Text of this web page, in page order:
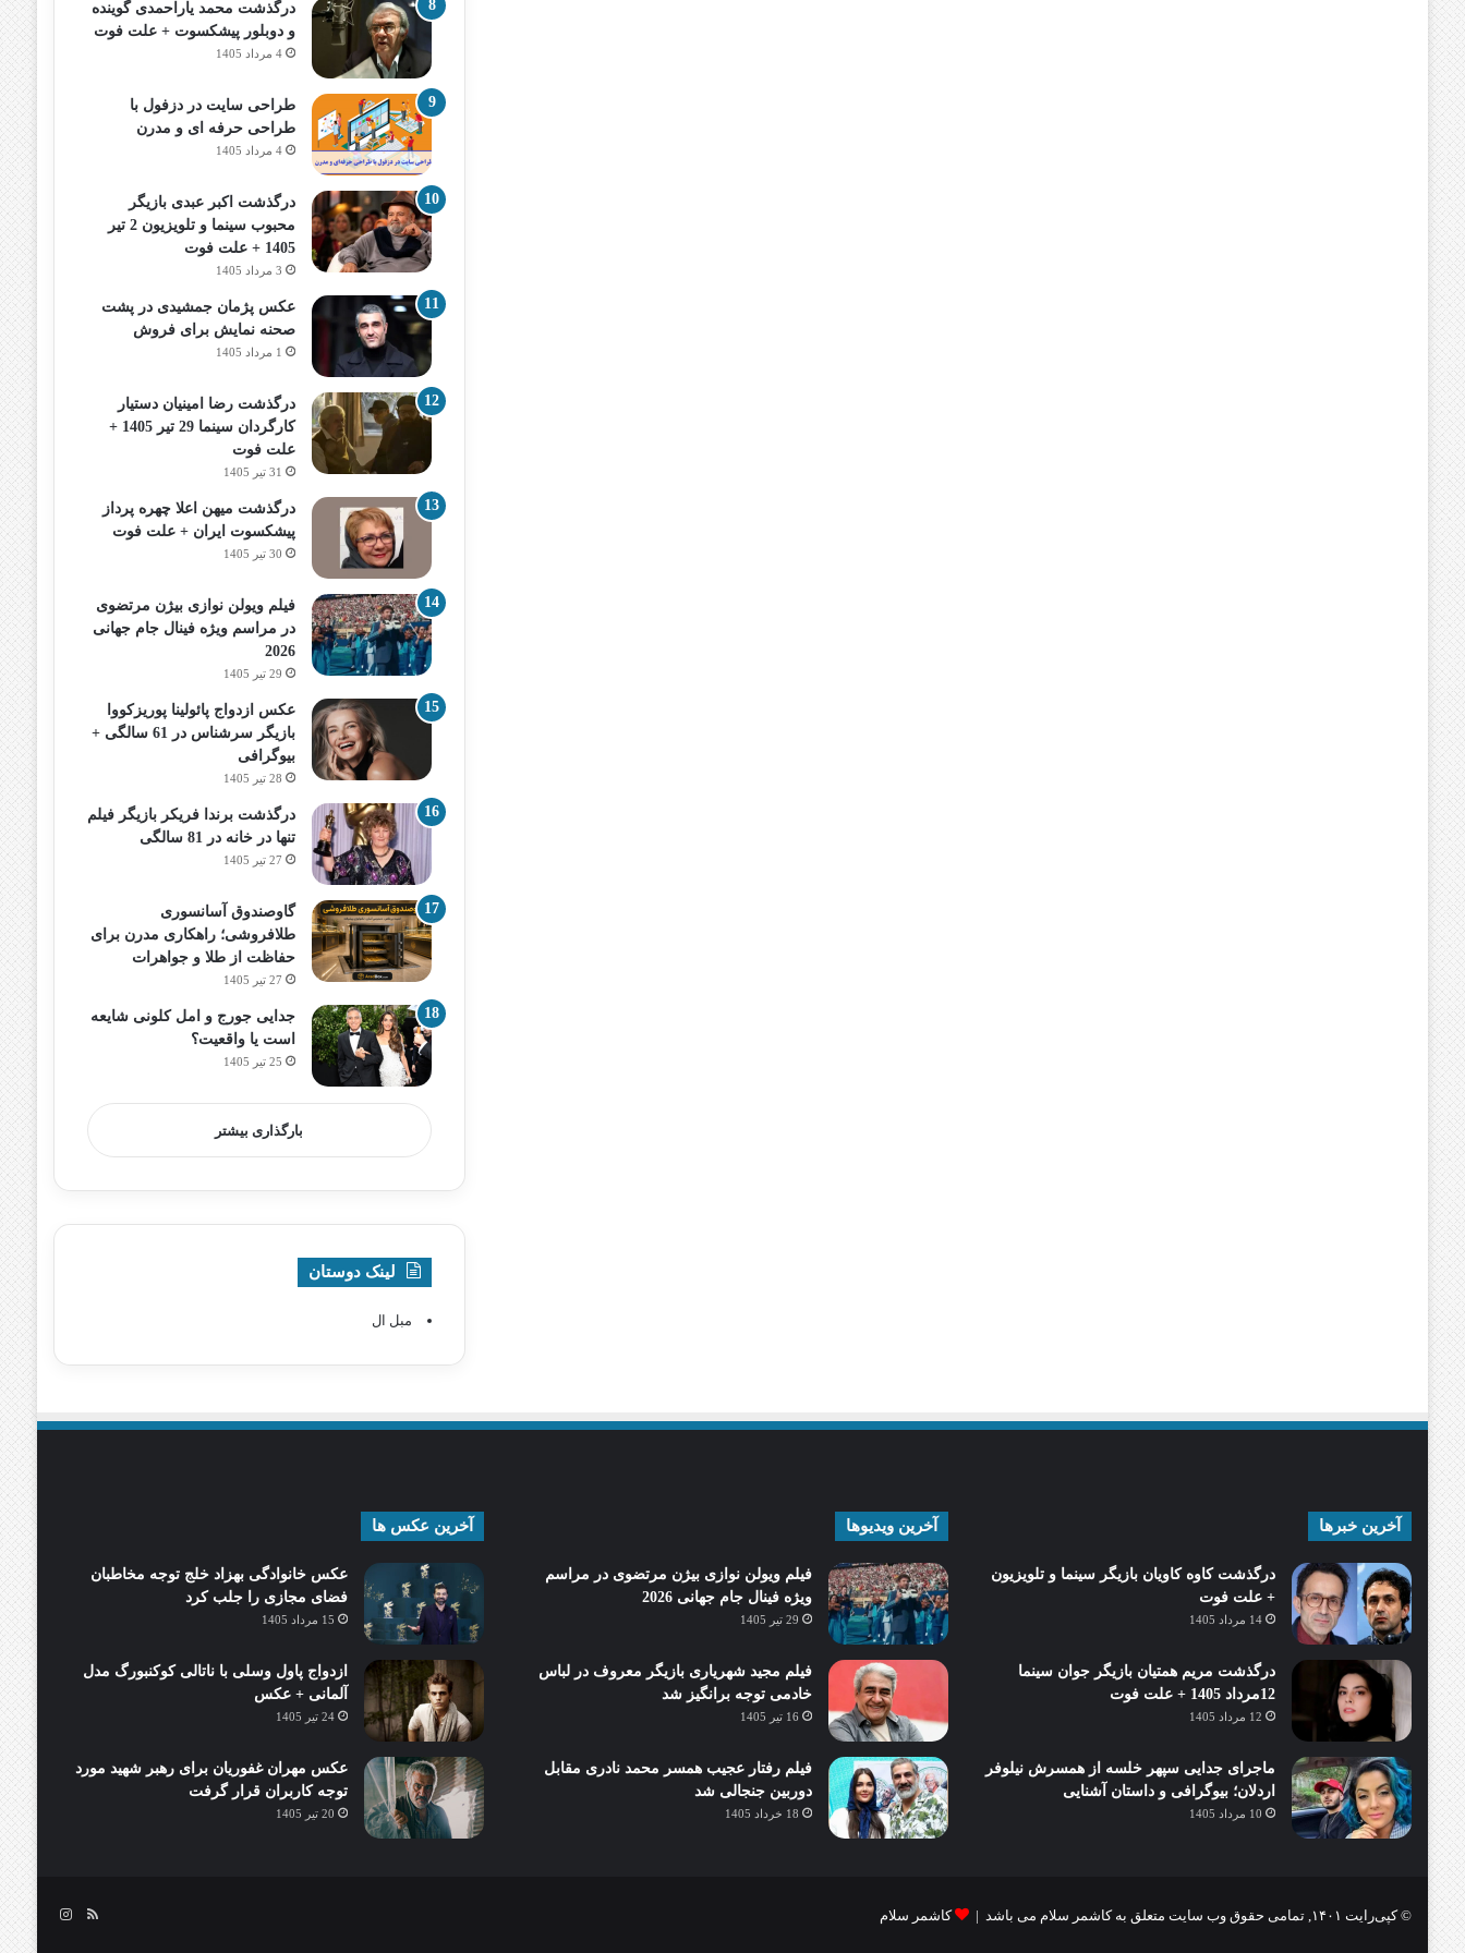
درگذشت محمد یاراحمدی گوینده
و دوبلور پیشکسوت + علت فوت
4 مرداد 1405
طراحی سایت در دزفول با
طراحی حرفه‌ ای و مدرن
4 مرداد 1405
درگذشت اکبر عبدی بازیگر
محبوب سینما و تلویزیون 2 تیر
1405 + علت فوت
3 مرداد 1405
عکس پژمان جمشیدی در پشت
صحنه نمایش برای فروش
1 مرداد 1405
درگذشت رضا امینیان دستیار
کارگردان سینما 29 تیر 1405 +
علت فوت
31 تیر 1405
درگذشت میهن اعلا چهره پرداز
پیشکسوت ایران + علت فوت
30 تیر 1405
فیلم ویولن نوازی بیژن مرتضوی
در مراسم ویژه فینال جام جهانی
2026
29 تیر 1405
عکس ازدواج پائولینا پوریزکووا
بازیگر سرشناس در 61 سالگی +
بیوگرافی
28 تیر 1405
درگذشت برندا فریکر بازیگر فیلم
تنها در خانه در 81 سالگی
27 تیر 1405
گاوصندوق آسانسوری
طلافروشی؛ راهکاری مدرن برای
حفاظت از طلا و جواهرات
27 تیر 1405
جدایی جورج و امل کلونی شایعه
است یا واقعیت؟
25 تیر 1405
بارگذاری بیشتر
لینک دوستان
مبل ال
آخرین خبرها
درگذشت کاوه کاویان بازیگر سینما و تلویزیون
+ علت فوت
14 مرداد 1405
درگذشت مریم همتیان بازیگر جوان سینما
12مرداد 1405 + علت فوت
12 مرداد 1405
ماجرای جدایی سپهر خلسه از همسرش نیلوفر
اردلان؛ بیوگرافی و داستان آشنایی
10 مرداد 1405
آخرین ویدیوها
فیلم ویولن نوازی بیژن مرتضوی در مراسم
ویژه فینال جام جهانی 2026
29 تیر 1405
فیلم مجید شهریاری بازیگر معروف در لباس
خادمی توجه برانگیز شد
16 تیر 1405
فیلم رفتار عجیب همسر محمد نادری مقابل
دوربین جنجالی شد
18 خرداد 1405
آخرین عکس ها
عکس خانوادگی بهزاد خلج توجه مخاطبان
فضای مجازی را جلب کرد
15 مرداد 1405
ازدواج پاول وسلی با ناتالی کوکنبورگ مدل
آلمانی + عکس
24 تیر 1405
عکس مهران غفوریان برای رهبر شهید مورد
توجه کاربران قرار گرفت
20 تیر 1405
© کپی‌رایت ۱۴۰۱, تمامی حقوق وب سایت متعلق به کاشمر سلام می باشد | کاشمر سلام خوراکاینستاگرام